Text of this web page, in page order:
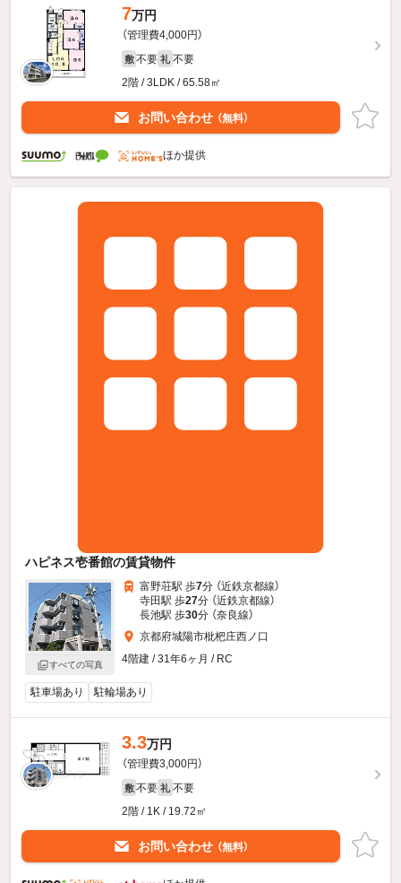
7万円
（管理費4,000円）
敷 不要 礼 不要
2階 / 3LDK / 65.58㎡
お問い合わせ （無料）
ほか提供
ハピネス壱番館の賃貸物件
すべての写真
富野荘駅 歩7分 （近鉄京都線）
寺田駅 歩27分 （近鉄京都線）
長池駅 歩30分 （奈良線）
京都府城陽市枇杷庄西ノ口
4階建 / 31年6ヶ月 / RC
駐車場あり 駐輪場あり
3.3万円
（管理費3,000円）
敷 不要 礼 不要
2階 / 1K / 19.72㎡
お問い合わせ （無料）